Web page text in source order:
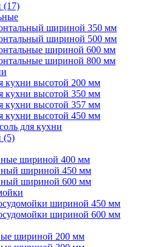
(17)
шириной 350 мм
шириной 500 мм
шириной 600 мм
шириной 800 мм
кухни высотой 200 мм
кухни высотой 350 мм
кухни высотой 357 мм
кухни высотой 450 мм
для кухни
(5)
шириной 400 мм
шириной 450 мм
шириной 600 мм
шириной 450 мм
шириной 600 мм
шириной 200 мм